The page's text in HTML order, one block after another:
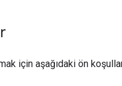
için aşağıdaki ön